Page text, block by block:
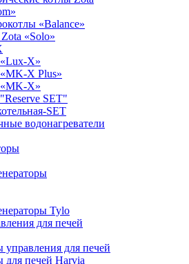
«Balance»
«Solo»
X»
X Plus»
X»
SET"
SET
водонагреватели
Tylo
для печей
управления для печей
для печей Harvia